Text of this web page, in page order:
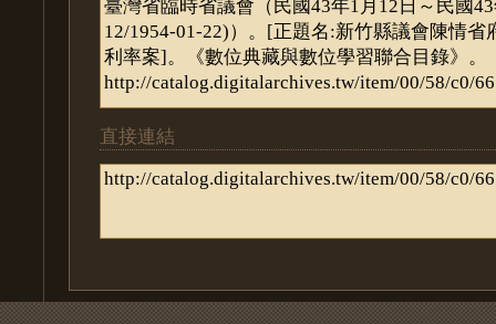
直接連結